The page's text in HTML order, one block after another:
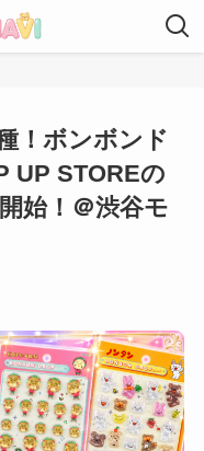
！ボンボンド
UP STOREの
始！＠渋谷モ